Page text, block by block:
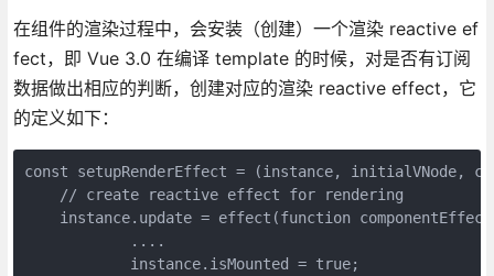
在组件的渲染过程中，会安装（创建）一个渲染 reactive ef
fect，即 Vue 3.0 在编译 template 的时候，对是否有订阅
数据做出相应的判断，创建对应的渲染 reactive effect，它
的定义如下：
const setupRenderEffect = (instance, initialVNode,
    // create reactive effect for rendering
instance.update = effect(function
            ....
            instance.isMounted = true;